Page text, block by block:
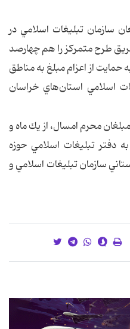
سازمان تبليغات اسلامي در
طرح متمركز را هم چهارصد
حمايت از اعزام مبلغ به مناطق
اسلامي استان‌هاي خراسان
محرم امسال، از يك ماه و
دفتر تبليغات اسلامي حوزه
سازمان تبليغات اسلامي و